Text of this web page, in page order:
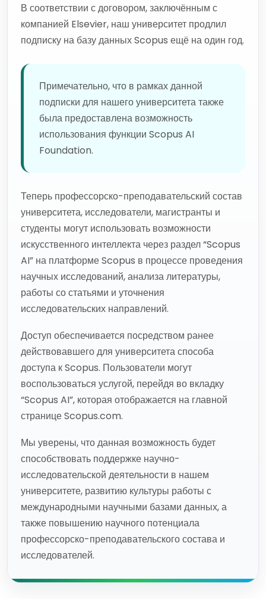
В соответствии с договором, заключённым с
компанией Elsevier, наш университет продлил
подписку на базу данных Scopus ещё на один год.
Примечательно, что в рамках данной
подписки для нашего университета также
была предоставлена возможность
использования функции Scopus AI
Foundation.
Теперь профессорско-преподавательский состав
университета, исследователи, магистранты и
студенты могут использовать возможности
искусственного интеллекта через раздел “Scopus
AI” на платформе Scopus в процессе проведения
научных исследований, анализа литературы,
работы со статьями и уточнения
исследовательских направлений.
Доступ обеспечивается посредством ранее
действовавшего для университета способа
доступа к Scopus. Пользователи могут
воспользоваться услугой, перейдя во вкладку
“Scopus AI”, которая отображается на главной
странице Scopus.com.
Мы уверены, что данная возможность будет
способствовать поддержке научно-
исследовательской деятельности в нашем
университете, развитию культуры работы с
международными научными базами данных, а
также повышению научного потенциала
профессорско-преподавательского состава и
исследователей.